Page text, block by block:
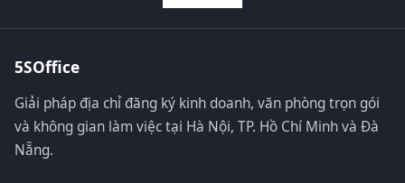
5SOffice
Giải pháp địa chỉ đăng ký kinh doanh, văn phòng trọn gói
và không gian làm việc tại Hà Nội, TP. Hồ Chí Minh và Đà
Nẵng.